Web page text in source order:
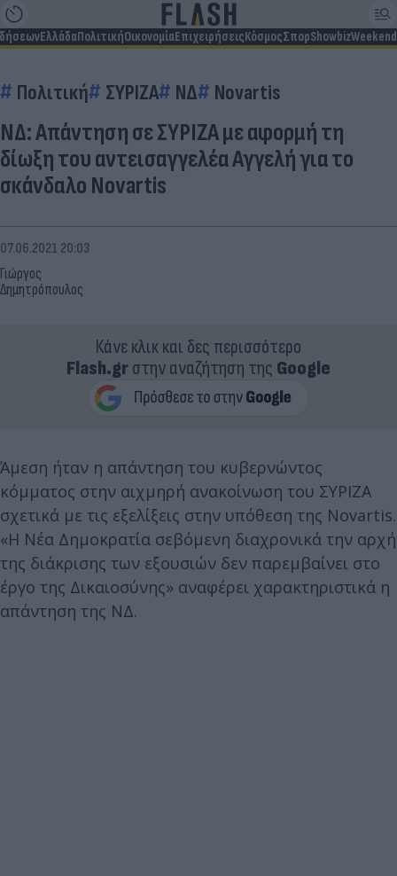
ΕλλάδαΠολιτικήΟικονομίαΕπιχειρήσειςΚόσμοςΣπορShowbizWeekend
Πολιτική ΣΥΡΙΖΑ ΝΔ Novartis
ΝΔ: Απάντηση σε ΣΥΡΙΖΑ με αφορμή τη
δίωξη του αντεισαγγελέα Αγγελή για το
σκάνδαλο Νovartis
Γιώργος
Δημητρόπουλος
07.06.2021 20:03
Κάνε κλικ και δες περισσότερο
Flash.grστην αναζήτηση της Google
Άμεση ήταν η απάντηση του κυβερνώντος
κόμματος στην αιχμηρή ανακοίνωση του ΣΥΡΙΖΑ
σχετικά με τις εξελίξεις στην υπόθεση της Novartis.
«Η Νέα Δημοκρατία σεβόμενη διαχρονικά την αρχή
της διάκρισης των εξουσιών δεν παρεμβαίνει στο
έργο της Δικαιοσύνης» αναφέρει χαρακτηριστικά η
απάντηση της ΝΔ.